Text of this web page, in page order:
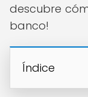
descubre
banco!
Índice